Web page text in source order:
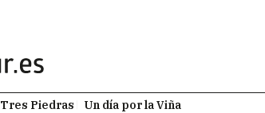
Tres Piedras Un día por la Viña